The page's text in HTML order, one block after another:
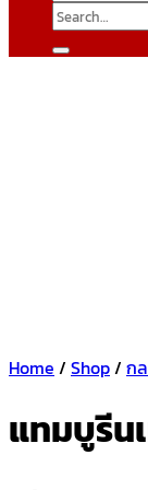
Search
for:
Home / Shop/ ก
แทมบูรีน